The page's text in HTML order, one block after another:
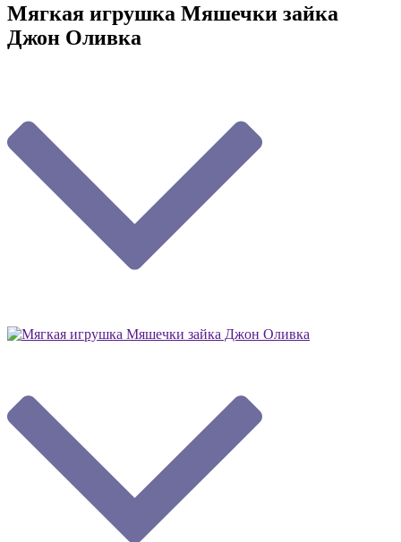
Мягкая игрушка Мяшечки зайка
Джон Оливка